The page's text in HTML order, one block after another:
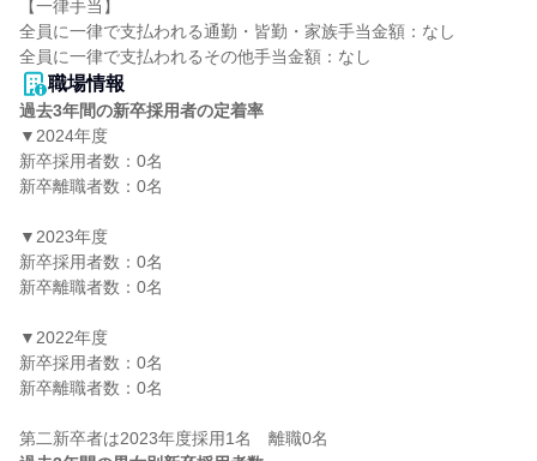
【一律手当】
全員に一律で支払われる通勤・皆勤・家族手当金額：なし
職場情報
過去3年間の新卒採用者の定着率
▼2024年度
新卒採用者数：0名
新卒離職者数：0名
▼2023年度
新卒採用者数：0名
新卒離職者数：0名
▼2022年度
新卒採用者数：0名
新卒離職者数：0名